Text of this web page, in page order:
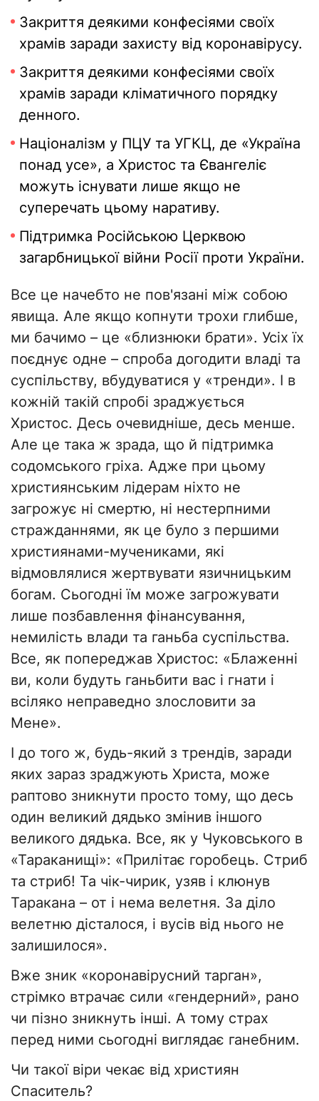
Закриття деякими конфесіями своїх
храмів заради захисту від коронавірусу.
Закриття деякими конфесіями своїх
храмів заради кліматичного порядку
денного.
Націоналізм у ПЦУ та УГКЦ, де «Україна
понад усе», а Христос та Євангеліє
можуть існувати лише якщо не
суперечать цьому наративу.
Підтримка Російською Церквою
загарбницької війни Росії проти України.
Все це начебто не пов'язані між собою
явища. Але якщо копнути трохи глибше,
ми бачимо – це «близнюки брати». Усіх їх
поєднує одне – спроба догодити владі та
суспільству, вбудуватися у «тренди». І в
кожній такій спробі зраджується
Христос. Десь очевидніше, десь менше.
Але це така ж зрада, що й підтримка
содомського гріха. Адже при цьому
християнським лідерам ніхто не
загрожує ні смертю, ні нестерпними
стражданнями, як це було з першими
християнами-мучениками, які
відмовлялися жертвувати язичницьким
богам. Сьогодні їм може загрожувати
лише позбавлення фінансування,
немилість влади та ганьба суспільства.
Все, як попереджав Христос: «Блаженні
ви, коли будуть ганьбити вас і гнати і
всіляко неправедно злословити за
Мене».
І до того ж, будь-який з трендів, заради
яких зараз зраджують Христа, може
раптово зникнути просто тому, що десь
один великий дядько змінив іншого
великого дядька. Все, як у Чуковського в
«Тараканищі»: «Прилітає горобець. Стриб
та стриб! Та чік-чирик, узяв і клюнув
Таракана – от і нема велетня. За діло
велетню дісталося, і вусів від нього не
залишилося».
Вже зник «коронавірусний тарган»,
стрімко втрачає сили «гендерний», рано
чи пізно зникнуть інші. А тому страх
перед ними сьогодні виглядає ганебним.
Чи такої віри чекає від християн
Спаситель?